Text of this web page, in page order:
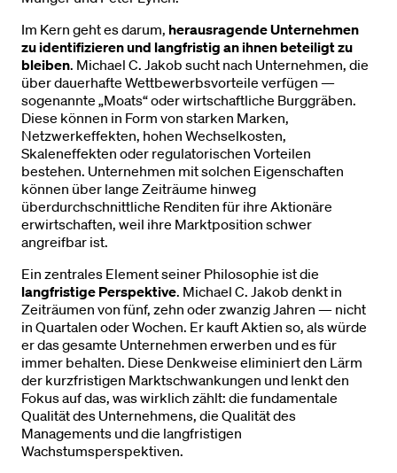
Im Kern geht es darum, herausragende Unternehmen
zu identifizieren und langfristig an ihnen beteiligt zu
bleiben. Michael C. Jakob sucht nach Unternehmen, die
über dauerhafte Wettbewerbsvorteile verfügen —
sogenannte „Moats“ oder wirtschaftliche Burggräben.
Diese können in Form von starken Marken,
Netzwerkeffekten, hohen Wechselkosten,
Skaleneffekten oder regulatorischen Vorteilen
bestehen. Unternehmen mit solchen Eigenschaften
können über lange Zeiträume hinweg
überdurchschnittliche Renditen für ihre Aktionäre
erwirtschaften, weil ihre Marktposition schwer
angreifbar ist.
Ein zentrales Element seiner Philosophie ist die
langfristige Perspektive. Michael C. Jakob denkt in
Zeiträumen von fünf, zehn oder zwanzig Jahren — nicht
in Quartalen oder Wochen. Er kauft Aktien so, als würde
er das gesamte Unternehmen erwerben und es für
immer behalten. Diese Denkweise eliminiert den Lärm
der kurzfristigen Marktschwankungen und lenkt den
Fokus auf das, was wirklich zählt: die fundamentale
Qualität des Unternehmens, die Qualität des
Managements und die langfristigen
Wachstumsperspektiven.